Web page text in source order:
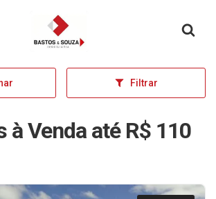
Página inicial
Filtrar
à Venda até R$ 110